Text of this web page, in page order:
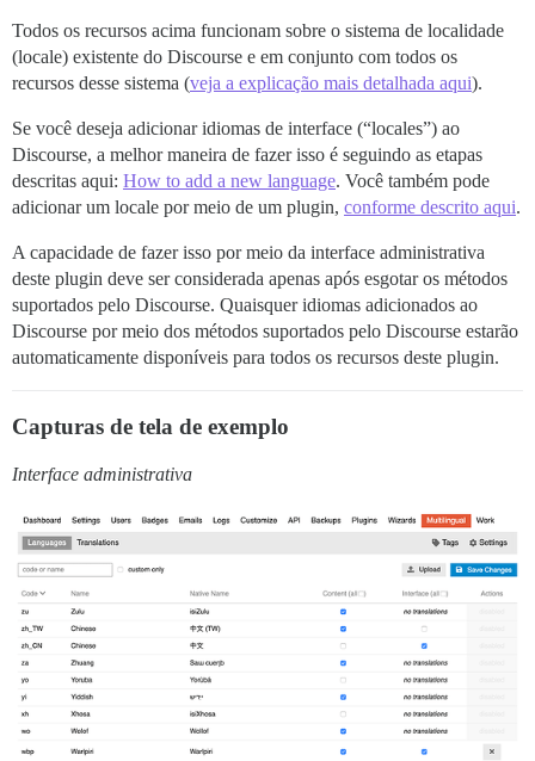
Todos os recursos acima funcionam sobre o sistema de localidade
(locale) existente do Discourse e em conjunto com todos os
recursos desse sistema (veja a explicação mais detalhada aqui).
Se você deseja adicionar idiomas de interface (“locales”) ao
Discourse, a melhor maneira de fazer isso é seguindo as etapas
descritas aqui: How to add a new language. Você também pode
adicionar um locale por meio de um plugin, conforme descrito aqui.
A capacidade de fazer isso por meio da interface administrativa
deste plugin deve ser considerada apenas após esgotar os métodos
suportados pelo Discourse. Quaisquer idiomas adicionados ao
Discourse por meio dos métodos suportados pelo Discourse estarão
automaticamente disponíveis para todos os recursos deste plugin.
Capturas de tela de exemplo
Interface administrativa